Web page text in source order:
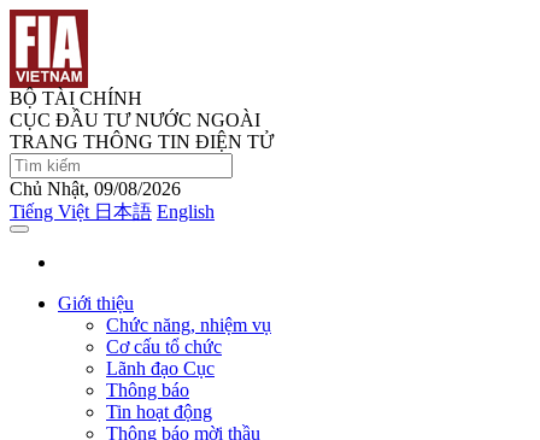
BỘ TÀI CHÍNH
CỤC ĐẦU TƯ NƯỚC NGOÀI
TRANG THÔNG TIN ĐIỆN TỬ
Chủ Nhật, 09/08/2026
Tiếng Việt 日本語 English
Giới thiệu
Chức năng, nhiệm vụ
Cơ cấu tổ chức
Lãnh đạo Cục
Thông báo
Tin hoạt động
Thông báo mời thầu